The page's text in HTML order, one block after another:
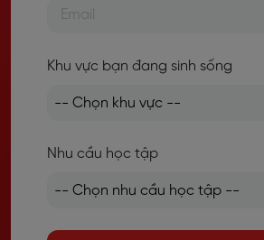
Khu vực bạn đang sinh sống
Nhu cầu học tập